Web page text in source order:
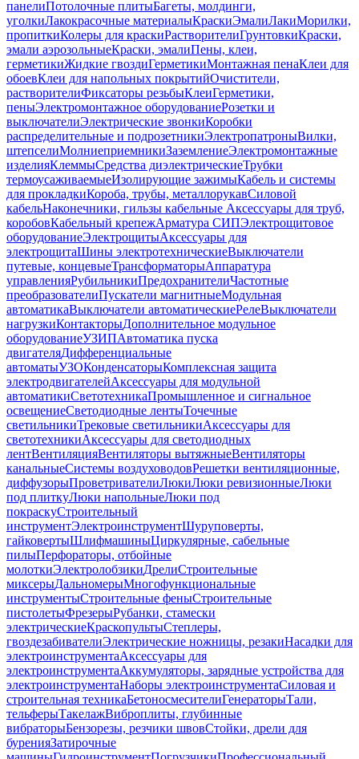
панелиПотолочные плитыБагеты, молдинги,
уголкиЛакокрасочные материалыКраскиЭмалиЛакиМорилки,
пропиткиКолеры для краскиРастворителиГрунтовкиКраски,
эмали аэрозольныеКраски, эмалиПены, клеи,
герметикиЖидкие гвоздиГерметикиМонтажная пенаКлеи для
обоевКлеи для напольных покрытийОчистители,
растворителиФиксаторы резьбыКлеиГерметики,
пеныЭлектромонтажное оборудованиеРозетки и
выключателиЭлектрические звонкиКоробки
распределительные и подрозетникиЭлектропатроныВилки,
штепселиМолниеприемникиЗаземлениеЭлектромонтажные
изделияКлеммыСредства диэлектрическиеТрубки
термоусаживаемыеИзолирующие зажимыКабель и системы
для прокладкиКороба, трубы, металлорукавСиловой
кабельНаконечники, гильзы кабельные Аксессуары для труб,
коробовКабельный крепежАрматура СИПЭлектрощитовое
оборудованиеЭлектрощитыАксессуары для
электрощитаШины электротехническиеВыключатели
путевые, концевыеТрансформаторыАппаратура
управленияРубильникиПредохранителиЧастотные
преобразователиПускатели магнитныеМодульная
автоматикаВыключатели автоматическиеРелеВыключатели
нагрузкиКонтакторыДополнительное модульное
оборудованиеУЗИПАвтоматика пуска
двигателяДифференциальные
автоматыУЗОКонденсаторыКомплексная защита
электродвигателейАксессуары для модульной
автоматикиСветотехникаПромышленное и сигнальное
освещениеСветодиодные лентыТочечные
светильникиТрековые светильникиАксессуары для
светотехникиАксессуары для светодиодных
лентВентиляцияВентиляторы вытяжныеВентиляторы
канальныеСистемы воздуховодовРешетки вентиляционные,
диффузорыПроветривателиЛюкиЛюки ревизионныеЛюки
под плиткуЛюки напольныеЛюки под
покраскуСтроительный
инструментЭлектроинструментШуруповерты,
гайковертыШлифмашиныЦиркулярные, сабельные
пилыПерфораторы, отбойные
молоткиЭлектролобзикиДрелиСтроительные
миксерыДальномерыМногофункциональные
инструментыСтроительные феныСтроительные
пистолетыФрезерыРубанки, стамески
электрическиеКраскопультыСтеплеры,
гвоздезабивателиЭлектрические ножницы, резакиНасадки для
электроинструментаАксессуары для
электроинструментаАккумуляторы, зарядные устройства для
электроинструментаНаборы электроинструментаСиловая и
строительная техникаБетоносмесителиГенераторыТали,
тельферыТакелажВиброплиты, глубинные
вибраторыБензорезы, резчики швовСтойки, дрели для
буренияЗатирочные